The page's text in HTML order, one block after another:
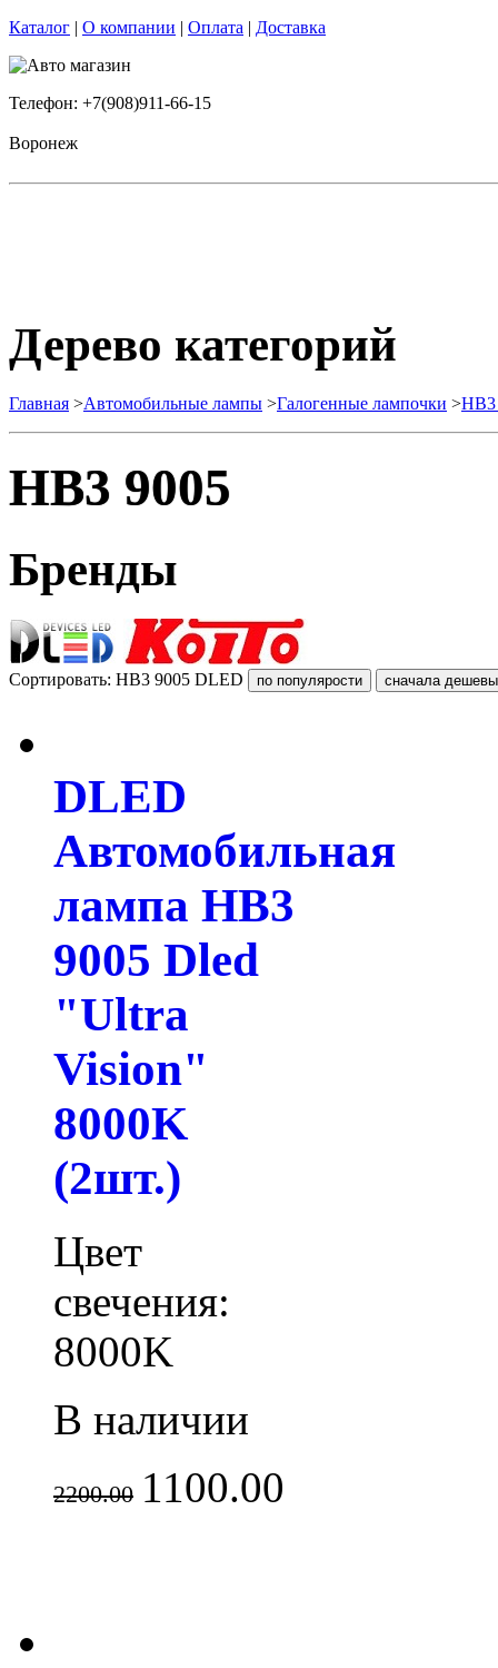
Каталог | О компании | Оплата | Доставка
Телефон: +7(908)911-66-15
Воронеж
Дерево категорий
Главная >Автомобильные лампы >Галогенные лампочки >HB3
HB3 9005
Бренды
Сортировать: HB3 9005 DLED
DLED
Автомобильная
лампа HB3
9005 Dled
"Ultra
Vision"
8000K
(2шт.)
Цвет
свечения:
8000K
В наличии
2200.00 1100.00